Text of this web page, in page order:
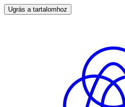
Ugrás a tartalomhoz